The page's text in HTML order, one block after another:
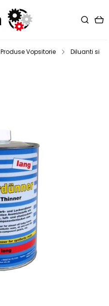
Produse Vopsitorie Diluanti si